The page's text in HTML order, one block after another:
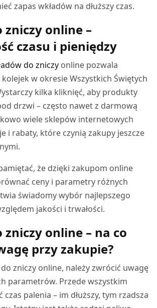
zapas wkładów na dłuższy czas.
zniczy online –
czasu i pieniędzy
do zniczy online pozwala
w okresie Wszystkich Świętych
kilka kliknięć, aby produkty
drzwi – często nawet z darmową
wiele sklepów internetowych
i rabaty, które czynią zakupy jeszcze
że dzięki zakupom online
ceny i parametry różnych
świadomy wybór najlepszego
jakości i trwałości.
zniczy online – na co
przy zakupie?
do zniczy online, należy zwrócić uwagę
parametrów. Przede wszystkim
palenia – im dłuższy, tym rzadsza